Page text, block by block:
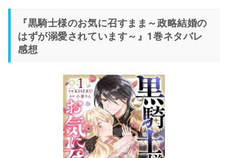
『黒騎士様のお気に召すまま～政略結婚の
はずが溺愛されています～』1巻ネタバレ
感想